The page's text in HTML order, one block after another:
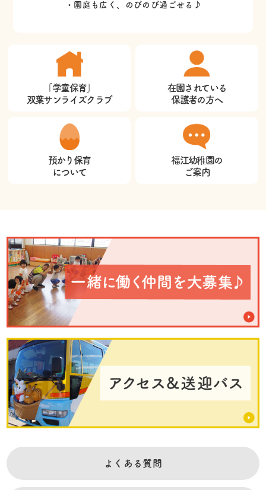
・園庭も広く、のびのび過ごせる♪
「学童保育」
双葉サンライズクラブ
在園されている
保護者の方へ
預かり保育
について
福江幼稚園の
ご案内
よくある質問